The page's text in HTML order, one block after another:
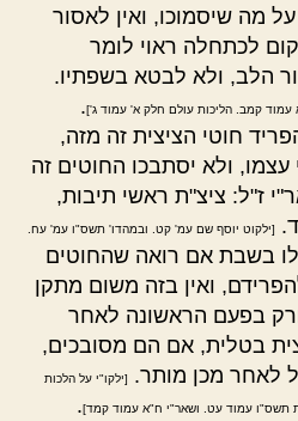
מה שיסמוכו, ואין לאסור
לכתחלה ראוי לומר
הלב, ולא לבטא בשפתיו.
עמוד קמב. הליכות עולם חלק א' עמוד ג'].
חוטי הציצית זה מזה,
עצמו, ולא יסתבכו החוטים זה
ז"ל: ציצ"ת ראשי תיבות,
[ילקוט יוסף שם עמ' קט. ובמהדו' תשס"ו עמ' עח.
בשבת אם רואה שהחוטים
ואין בזה משום מתקן
בפעם הראשונה לאחר
בטלית, אם הם מסובכים,
לאחר מכן מותר.
[ילקו"י על הלכות
תשס"ו עמוד עט. ושאר"י ח"א עמוד קמד].